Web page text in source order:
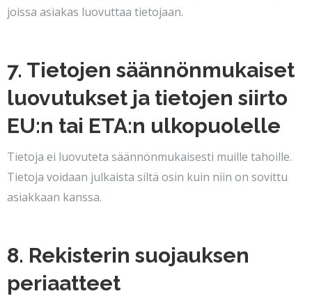
joissa asiakas luovuttaa tietojaan.
7. Tietojen säännönmukaiset
luovutukset ja tietojen siirto
EU:n tai ETA:n ulkopuolelle
Tietoja ei luovuteta säännönmukaisesti muille tahoille.
Tietoja voidaan julkaista siltä osin kuin niin on sovittu
asiakkaan kanssa.
8. Rekisterin suojauksen
periaatteet